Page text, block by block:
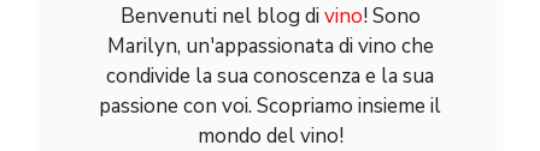
Benvenuti nel blog divino! Sono
Marilyn, un'appassionata di vino che
condivide la sua conoscenza e la sua
passione con voi. Scopriamo insieme il
mondo del vino!